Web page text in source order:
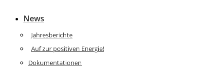
News
Jahresberichte
Auf zur positiven Energie!
Dokumentationen